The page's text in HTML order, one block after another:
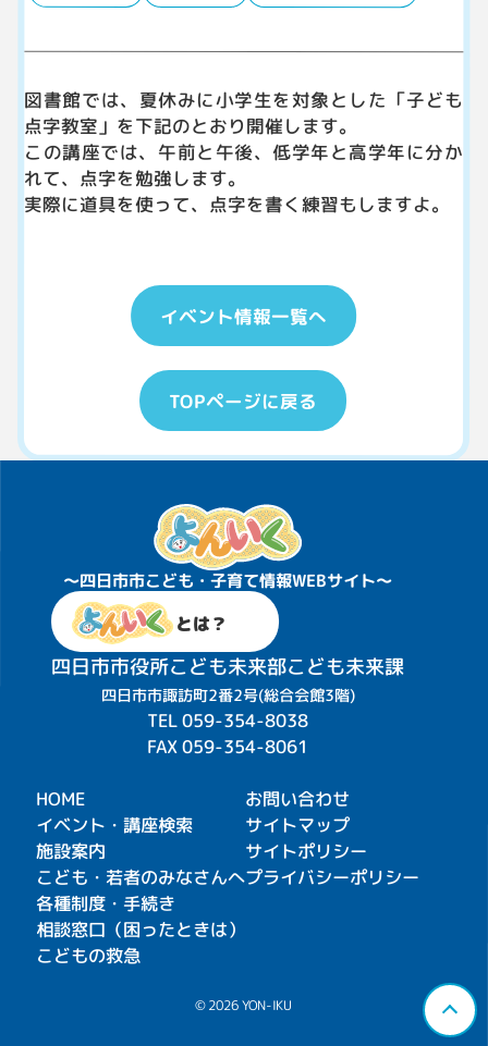
図書館では、夏休みに小学生を対象とした「子ども
点字教室」を下記のとおり開催します。
この講座では、午前と午後、低学年と高学年に分か
れて、点字を勉強します。
実際に道具を使って、点字を書く練習もしますよ。
イベント情報一覧へ
TOPページに戻る
〜四日市市こども・子育て情報WEBサイト〜
とは？
四日市市役所こども未来部こども未来課
四日市市諏訪町2番2号(総合会館3階)
TEL059-354-8038
FAX 059-354-8061
HOME
イベント・講座検索
施設案内
こども・若者のみなさんへ
各種制度・手続き
相談窓口（困ったときは）
こどもの救急
お問い合わせ
サイトマップ
サイトポリシー
プライバシーポリシー
© 2026 YON-IKU